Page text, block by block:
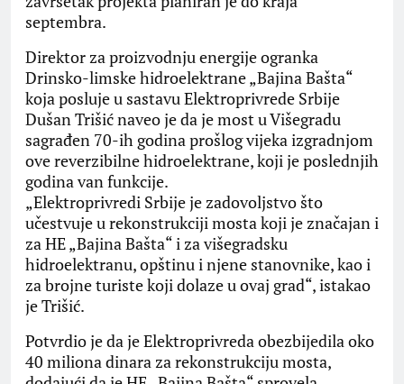
septembra.
Direktor za proizvodnju energije ogranka
Drinsko-limske hidroelektrane „Bajina Bašta“
koja posluje u sastavu Elektroprivrede Srbije
Dušan Trišić naveo je da je most u Višegradu
sagrađen 70-ih godina prošlog vijeka izgradnjom
ove reverzibilne hidroelektrane, koji je poslednjih
godina van funkcije.
„Elektroprivredi Srbije je zadovoljstvo što
učestvuje u rekonstrukciji mosta koji je značajan i
za HE „Bajina Bašta“ i za višegradsku
hidroelektranu, opštinu i njene stanovnike, kao i
za brojne turiste koji dolaze u ovaj grad“, istakao
je Trišić.
Potvrdio je da je Elektroprivreda obezbijedila oko
40 miliona dinara za rekonstrukciju mosta,